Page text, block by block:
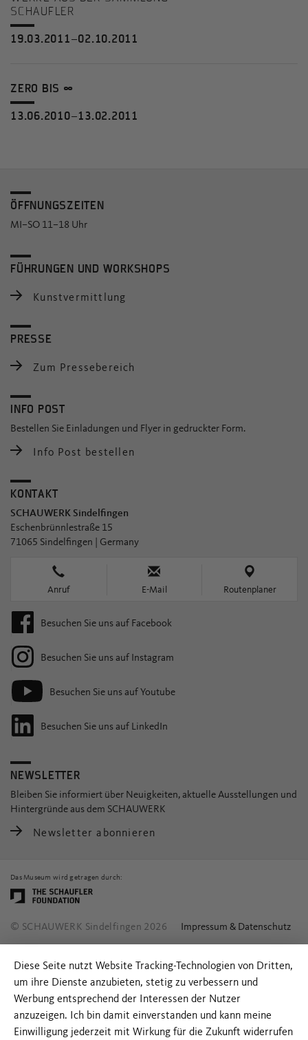
SCHAUFLER
19.03.2011–02.10.2011
ZERO BIS ∞
13.06.2010–13.02.2011
ÖFFNUNGSZEITEN
MI–SO 11–18 Uhr
FÜHRUNGEN UND WORKSHOPS
Kunstvermittlung
PRESSE
Zum Pressebereich
INFO POST
Bestellen Sie Einladungen und Flyer in gedruckter Form.
Info Post bestellen
KONTAKT
SCHAUWERK Sindelfingen
Eschenbrünnlestraße 15
71065 Sindelfingen | Germany
Anruf E-Mail Routenplaner
Besuchen Sie uns auf Facebook
Besuchen Sie uns auf Instagram
Besuchen Sie uns auf Youtube
Besuchen Sie uns auf LinkedIn
NEWSLETTER
Bleiben Sie informiert über Neuigkeiten, aktuelle Ausstellungen und
Hintergründe aus dem SCHAUWERK
Newsletter abonnieren
Das Museum wird getragen durch:
© SCHAUWERK Sindelfingen 2026 Impressum & Datenschutz
Diese Seite nutzt Website Tracking-Technologien von Dritten,
um ihre Dienste anzubieten, stetig zu verbessern und
Werbung entsprechend der Interessen der Nutzer
anzuzeigen. Ich bin damit einverstanden und kann meine
Einwilligung jederzeit mit Wirkung für die Zukunft widerrufen